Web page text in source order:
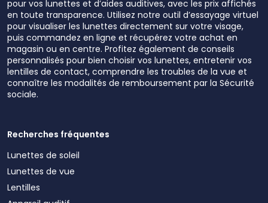
pour vos lunettes et d’aides auditives, avec les prix affichés
en toute transparence. Utilisez notre outil d’essayage virtuel
pour visualiser les lunettes directement sur votre visage,
puis commandez en ligne et récupérez votre achat en
magasin ou en centre. Profitez également de conseils
personnalisés pour bien choisir vos lunettes, entretenir vos
lentilles de contact, comprendre les troubles de la vue et
connaître les modalités de remboursement par la Sécurité
sociale.
Recherches fréquentes
Lunettes de soleil
Lunettes de vue
Lentilles